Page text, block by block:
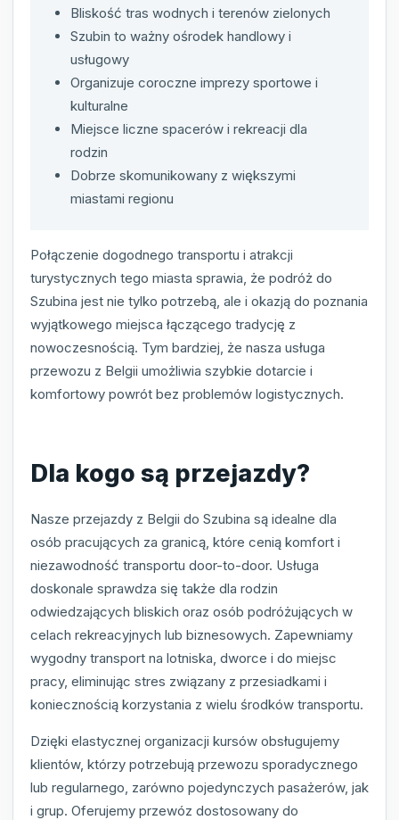
Bliskość tras wodnych i terenów zielonych
Szubin to ważny ośrodek handlowy i
usługowy
Organizuje coroczne imprezy sportowe i
kulturalne
Miejsce liczne spacerów i rekreacji dla
rodzin
Dobrze skomunikowany z większymi
miastami regionu
Połączenie dogodnego transportu i atrakcji
turystycznych tego miasta sprawia, że podróż do
Szubina jest nie tylko potrzebą, ale i okazją do poznania
wyjątkowego miejsca łączącego tradycję z
nowoczesnością. Tym bardziej, że nasza usługa
przewozu z Belgii umożliwia szybkie dotarcie i
komfortowy powrót bez problemów logistycznych.
Dla kogo są przejazdy?
Nasze przejazdy z Belgii do Szubina są idealne dla
osób pracujących za granicą, które cenią komfort i
niezawodność transportu door-to-door. Usługa
doskonale sprawdza się także dla rodzin
odwiedzających bliskich oraz osób podróżujących w
celach rekreacyjnych lub biznesowych. Zapewniamy
wygodny transport na lotniska, dworce i do miejsc
pracy, eliminując stres związany z przesiadkami i
koniecznością korzystania z wielu środków transportu.
Dzięki elastycznej organizacji kursów obsługujemy
klientów, którzy potrzebują przewozu sporadycznego
lub regularnego, zarówno pojedynczych pasażerów, jak
i grup. Oferujemy przewóz dostosowany do